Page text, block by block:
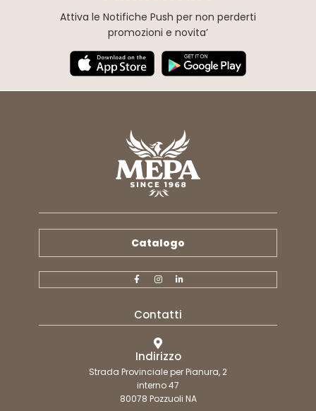
Attiva le Notifiche Push per non perderti
promozioni e novita’
Catalogo
Contatti
Indirizzo
Strada Provinciale per Pianura, 2
interno 47
80078 Pozzuoli NA